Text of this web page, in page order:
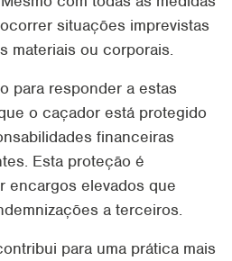
situações imprevistas
materiais ou corporais.
para responder a estas
o caçador está protegido
financeiras
Esta proteção é
encargos elevados que
a terceiros.
para uma prática mais